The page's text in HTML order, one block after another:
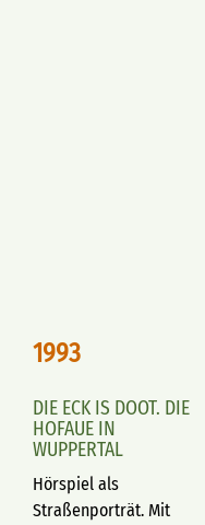
1993
DIE ECK IS DOOT. DIE
HOFAUE IN
WUPPERTAL
Hörspiel als
Straßenporträt. Mit